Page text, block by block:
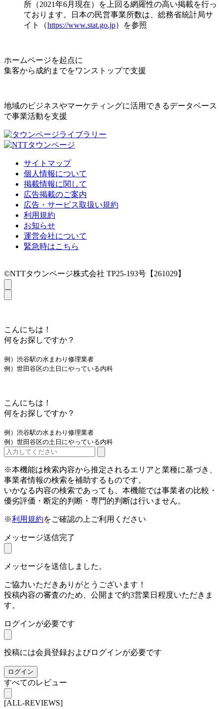
所（2021年6月現在）を上回る網羅性の高い掲載を行っ
ております。日本の民営事業所数は、総務省統計局サ
イト（https://www.stat.go.jp）を参照
ホームページを起点に
集客から成約までをワンストップで支援
地域のビジネスやマーケティングに活用できるデータベース
で事業活動を支援
サイトマップ
個人情報について
掲載情報に関して
広告掲載のご案内
広告・サービス取扱い規約
利用規約
お知らせ
運営会社について
緊急時はこちら
©NTTタウンページ株式会社 TP25-193号【261029】
こんにちは！
何をお探しですか？
例）渋谷駅の水まわり修理業者
例）世田谷区の土日にやっている内科
こんにちは！
何をお探しですか？
例）渋谷駅の水まわり修理業者
例）世田谷区の土日にやっている内科
※本機能は検索内容から推定されるエリアと業種に基づき、
事業者情報の検索を補助するものです。
いかなる内容の検索であっても、本機能では事業者の比較・
優劣評価・断定的判断・専門的判断は行いません。
※利用規約をご確認の上ご利用ください
メッセージ送信完了
メッセージを送信しました。
ご協力いただきありがとうございます！
投稿内容の審査のため、公開まで約3営業日程度いただきま
す。
ログインが必要です
投稿には会員登録およびログインが必要です
ログイン
すべてのレビュー
[ALL-REVIEWS]